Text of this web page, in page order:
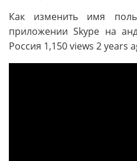
Как изменить имя
приложении Skype на
Россия 1,150 views 2 years